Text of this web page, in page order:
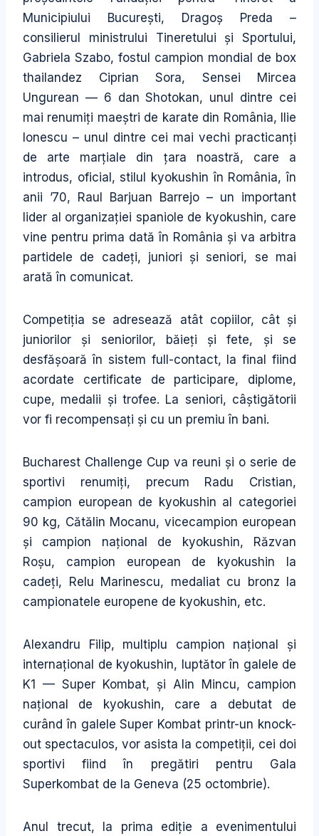
Municipiului București, Dragoș Preda –
consilierul ministrului Tineretului și Sportului,
Gabriela Szabo, fostul campion mondial de box
thailandez Ciprian Sora, Sensei Mircea
Ungurean — 6 dan Shotokan, unul dintre cei
mai renumiți maeștri de karate din România, Ilie
Ionescu – unul dintre cei mai vechi practicanți
de arte marțiale din țara noastră, care a
introdus, oficial, stilul kyokushin în România, în
anii ’70, Raul Barjuan Barrejo – un important
lider al organizației spaniole de kyokushin, care
vine pentru prima dată în România și va arbitra
partidele de cadeți, juniori și seniori, se mai
arată în comunicat.
Competiția se adresează atât copiilor, cât și
juniorilor și seniorilor, băieți și fete, și se
desfășoară în sistem full-contact, la final fiind
acordate certificate de participare, diplome,
cupe, medalii și trofee. La seniori, câștigătorii
vor fi recompensați și cu un premiu în bani.
Bucharest Challenge Cup va reuni și o serie de
sportivi renumiți, precum Radu Cristian,
campion european de kyokushin al categoriei
90 kg, Cătălin Mocanu, vicecampion european
și campion național de kyokushin, Răzvan
Roșu, campion european de kyokushin la
cadeți, Relu Marinescu, medaliat cu bronz la
campionatele europene de kyokushin, etc.
Alexandru Filip, multiplu campion național și
internațional de kyokushin, luptător în galele de
K1 — Super Kombat, și Alin Mincu, campion
național de kyokushin, care a debutat de
curând în galele Super Kombat printr-un knock-
out spectaculos, vor asista la competiții, cei doi
sportivi fiind în pregătiri pentru Gala
Superkombat de la Geneva (25 octombrie).
Anul trecut, la prima ediție a evenimentului